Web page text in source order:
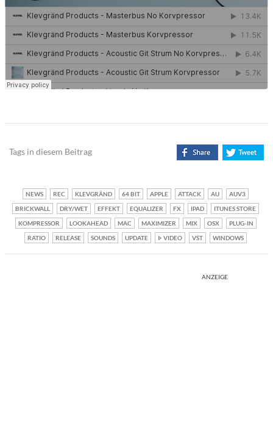
Tags in diesem Beitrag
NEWS REC KLEVGRÄND 64 BIT APPLE ATTACK AU
AUV3
BRICKWALL
DRY/WET EFFEKT EQUALIZER FX IPAD
ITUNES STORE
KOMPRESSOR
LOOKAHEAD MAC MAXIMIZER MIX OSX
PLUG-IN
RATIO
RELEASE SOUNDS UPDATE VIDEO VST WINDOWS
ANZEIGE